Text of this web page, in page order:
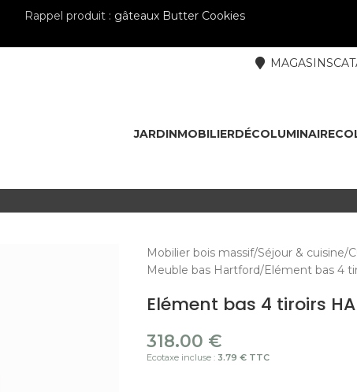
Rappel produit : gâteaux Butter Cookies
MAGASINS
JARDINMOBILIERDÉCOLUMINAIRE
Mobilier bois massif Séjour & cuisine
Meuble bas Hartford Elément bas 4
Elément bas 4 tiroirs
318.00 €
Ecotaxe incluse :3.79 € TTC